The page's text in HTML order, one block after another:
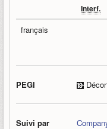
Interf.
français
PEGI
Suivi par